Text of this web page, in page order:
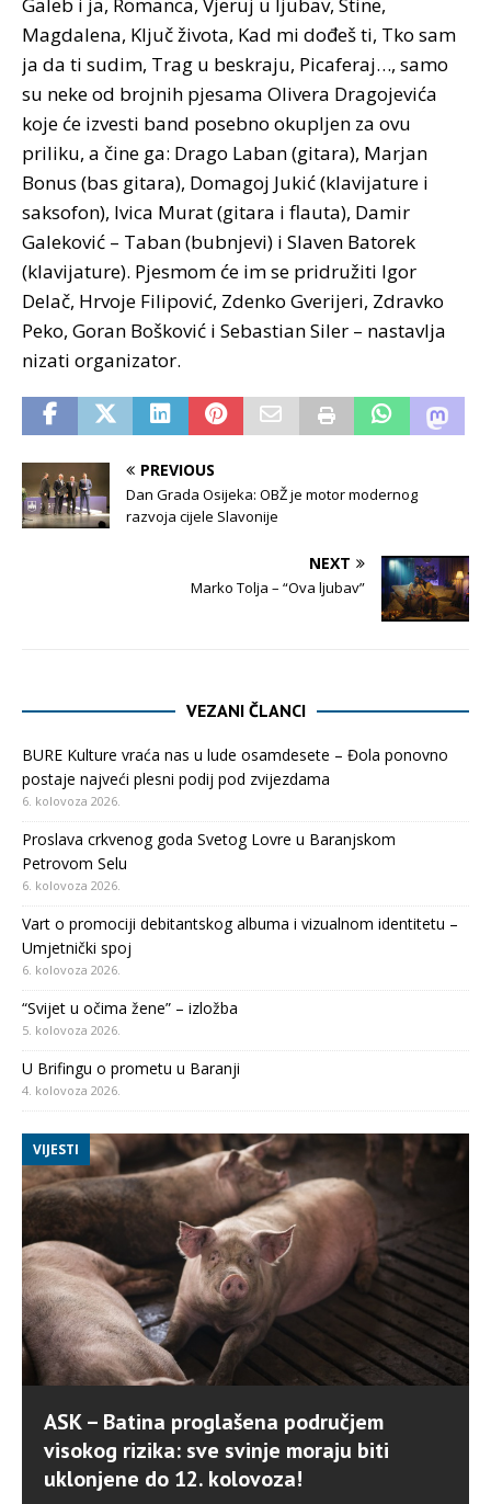
Galeb i ja, Romanca, Vjeruj u ljubav, Stine,
Magdalena, Ključ života, Kad mi dođeš ti, Tko sam
ja da ti sudim, Trag u beskraju, Picaferaj…, samo
su neke od brojnih pjesama Olivera Dragojevića
koje će izvesti band posebno okupljen za ovu
priliku, a čine ga: Drago Laban (gitara), Marjan
Bonus (bas gitara), Domagoj Jukić (klavijature i
saksofon), Ivica Murat (gitara i flauta), Damir
Galeković – Taban (bubnjevi) i Slaven Batorek
(klavijature). Pjesmom će im se pridružiti Igor
Delač, Hrvoje Filipović, Zdenko Gverijeri, Zdravko
Peko, Goran Bošković i Sebastian Siler – nastavlja
nizati organizator.
PREVIOUS
Dan Grada Osijeka: OBŽ je motor modernog
razvoja cijele Slavonije
NEXT
Marko Tolja – “Ova ljubav”
VEZANI ČLANCI
BURE Kulture vraća nas u lude osamdesete – Đola ponovno
postaje najveći plesni podij pod zvijezdama
6. kolovoza 2026.
Proslava crkvenog goda Svetog Lovre u Baranjskom
Petrovom Selu
6. kolovoza 2026.
Vart o promociji debitantskog albuma i vizualnom identitetu –
Umjetnički spoj
6. kolovoza 2026.
“Svijet u očima žene” – izložba
5. kolovoza 2026.
U Brifingu o prometu u Baranji
4. kolovoza 2026.
VIJESTI
ASK – Batina proglašena područjem
visokog rizika: sve svinje moraju biti
uklonjene do 12. kolovoza!